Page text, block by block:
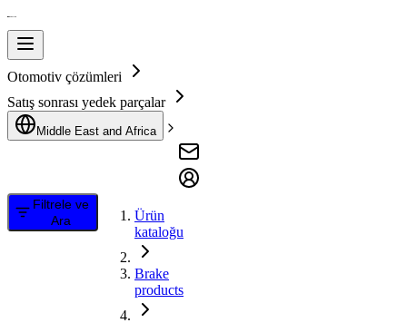
Otomotiv çözümleri
Satış sonrası yedek parçalar
Middle East and Africa
Filtrele ve
Ara
Ürün
kataloğu
Brake
products